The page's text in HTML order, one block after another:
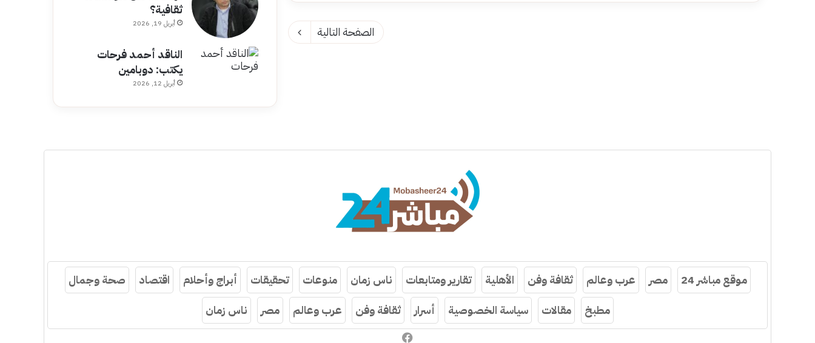
الصفحة التالية
ثقافية؟
أبريل 19, 2026
الناقد أحمد فرحات
يكتب: دوبامين
أبريل 12, 2026
موقع مباشر 24 مصر عرب وعالم ثقافة وفن الأهلية تقارير ومتابعات ناس زمان منوعات تحقيقات أبراج وأحلام اقتصاد
صحة وجمال
مطبخ
مقالات سياسة الخصوصية أسرار ثقافة وفن عرب وعالم مصر
ناس زمان
فيسبوك